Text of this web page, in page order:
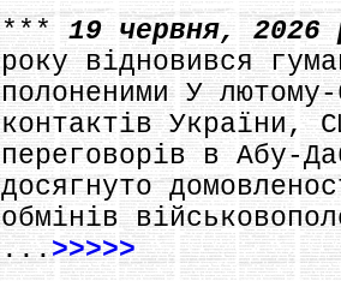
***19 червня,
року відновився
полоненими У
контактів України,
переговорів в Абу-
досягнуто
обмінів
...>>>>>